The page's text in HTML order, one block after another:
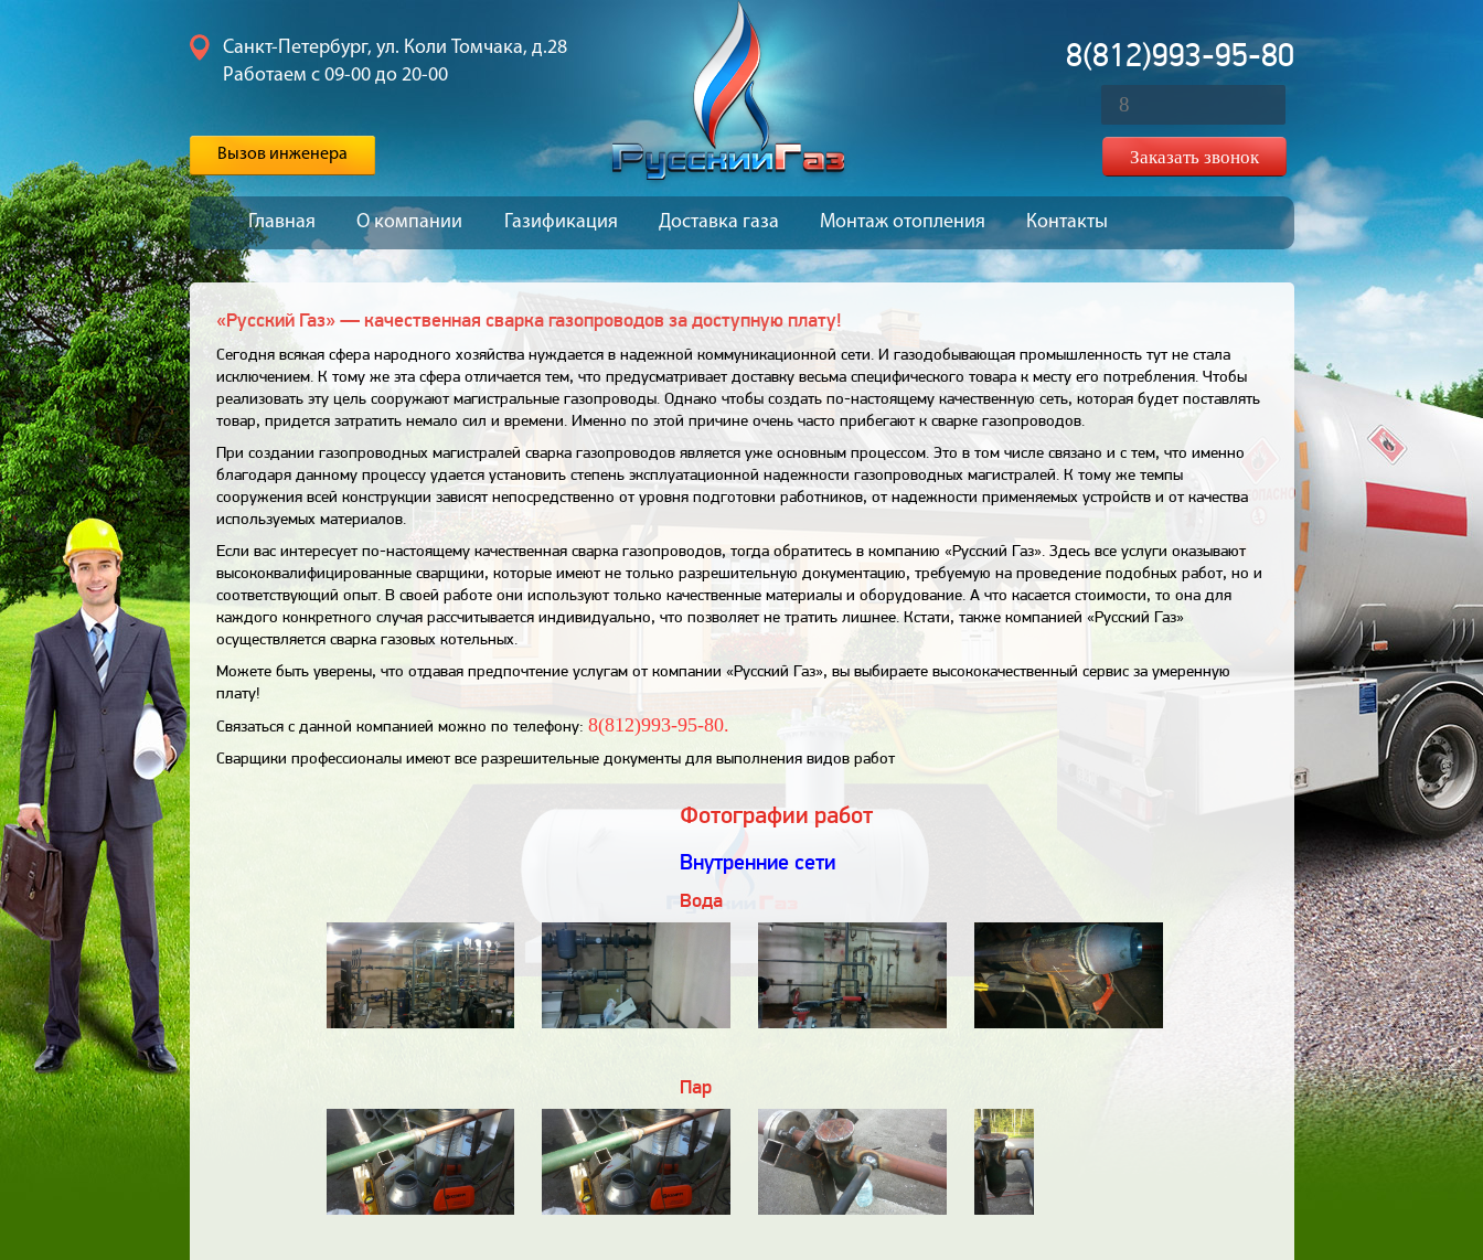
Санкт-Петербург, ул. Коли Томчака, д.28
Работаем с 09-00 до 20-00
Вызов инженера
8(812)993-95-80
Главная О компании Газификация Доставка газа Монтаж отопления Контакты
«Русский Газ» — качественная сварка газопроводов за доступную плату!
Сегодня всякая сфера народного хозяйства нуждается в надежной коммуникационной сети. И газодобывающая промышленность тут не стала
исключением. К тому же эта сфера отличается тем, что предусматривает доставку весьма специфического товара к месту его потребления. Чтобы
реализовать эту цель сооружают магистральные газопроводы. Однако чтобы создать по-настоящему качественную сеть, которая будет поставлять
товар, придется затратить немало сил и времени. Именно по этой причине очень часто прибегают к сварке газопроводов.
При создании газопроводных магистралей сварка газопроводов является уже основным процессом. Это в том числе связано и с тем, что именно
благодаря данному процессу удается установить степень эксплуатационной надежности газопроводных магистралей. К тому же темпы
сооружения всей конструкции зависят непосредственно от уровня подготовки работников, от надежности применяемых устройств и от качества
используемых материалов.
Если вас интересует по-настоящему качественная сварка газопроводов, тогда обратитесь в компанию «Русский Газ». Здесь все услуги оказывают
высококвалифицированные сварщики, которые имеют не только разрешительную документацию, требуемую на проведение подобных работ, но и
соответствующий опыт. В своей работе они используют только качественные материалы и оборудование. А что касается стоимости, то она для
каждого конкретного случая рассчитывается индивидуально, что позволяет не тратить лишнее. Кстати, также компанией «Русский Газ»
осуществляется сварка газовых котельных.
Можете быть уверены, что отдавая предпочтение услугам от компании «Русский Газ», вы выбираете высококачественный сервис за умеренную
плату!
Связаться с данной компанией можно по телефону: 8(812)993-95-80.
Сварщики профессионалы имеют все разрешительные документы для выполнения видов работ
Фотографии работ
Внутренние сети
Вода
Пар